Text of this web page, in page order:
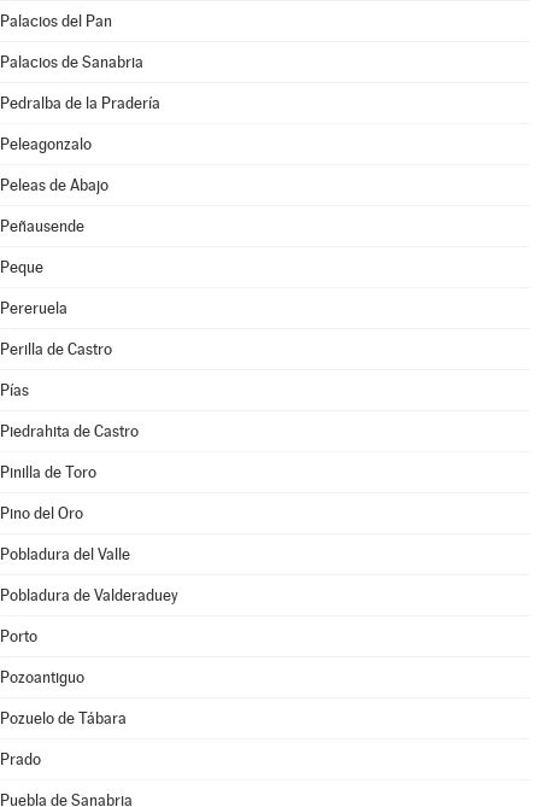
Palacios del Pan
Palacios de Sanabria
Pedralba de la Pradería
Peleagonzalo
Peleas de Abajo
Peñausende
Peque
Pereruela
Perilla de Castro
Pías
Piedrahita de Castro
Pinilla de Toro
Pino del Oro
Pobladura del Valle
Pobladura de Valderaduey
Porto
Pozoantiguo
Pozuelo de Tábara
Prado
Puebla de Sanabria